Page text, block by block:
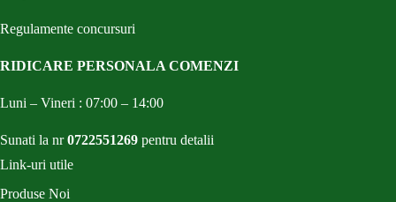
Regulamente concursuri
RIDICARE PERSONALA COMENZI
Luni – Vineri : 07:00 – 14:00
Sunati la nr0722551269 pentru detalii
Link-uri utile
Produse Noi